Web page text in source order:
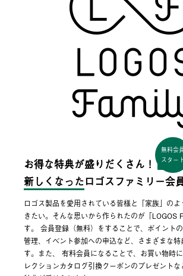
お得な特典が盛りだくさん！
無料会員
スタート
新しくなった ロゴスファミリー会員
ロゴス製品を愛用されている皆様と「家族」の
きたい。そんな思いから作られたのが「LOGOS
す。 会員登録（無料）をすることで、ポイント
管理、イベント参加への申込など、さまざまな特
す。また、 有料会員になることで、お買い物時
レクションカタログ引換クーポンのプレゼント